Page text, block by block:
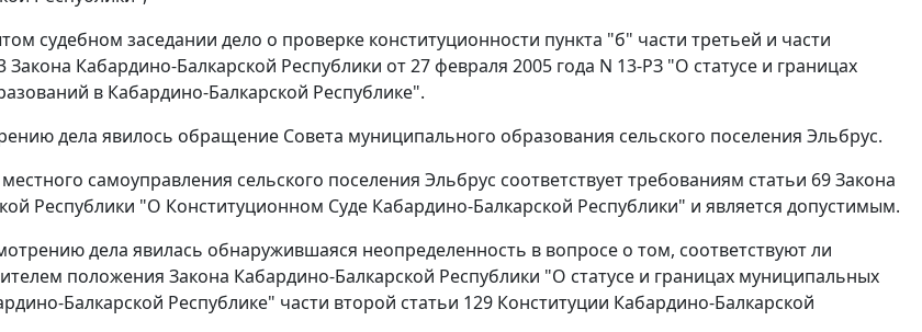
судебном заседании дело о проверке конституционности пункта "б" части третьей и части
Закона Кабардино-Балкарской Республики от 27 февраля 2005 года N 13-РЗ "О статусе и границах
в Кабардино-Балкарской Республике".
дела явилось обращение Совета муниципального образования сельского поселения Эльбрус.
самоуправления сельского поселения Эльбрус соответствует требованиям статьи 69Закона
Республики "О Конституционном Суде Кабардино-Балкарской Республики" и является допустимым.
дела явилась обнаружившаяся неопределенность в вопросе о том, соответствуют ли
положения Закона Кабардино-Балкарской Республики "О статусе и границах муниципальных
Балкарской Республике" части второй статьи 129 Конституции Кабардино-Балкарской